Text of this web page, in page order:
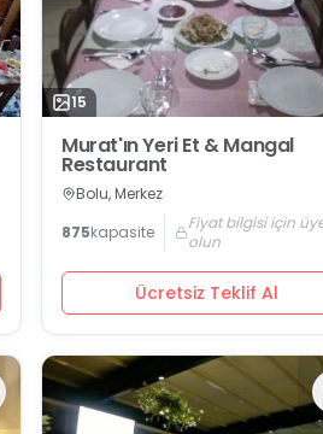
15
Murat'ın Yeri Et & Mangal
Restaurant
Bolu, Merkez
875kapasite
Fiyat bilgisi için
olun
Ücretsiz Teklif Al